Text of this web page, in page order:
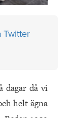
Twitter
dagar då vi
helt ägna